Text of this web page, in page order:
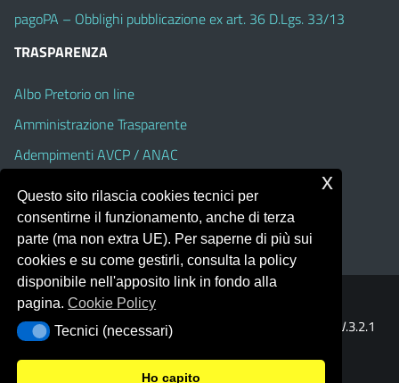
pagoPA – Obblighi pubblicazione ex art. 36 D.Lgs. 33/13
TRASPARENZA
Albo Pretorio on line
Amministrazione Trasparente
Adempimenti AVCP / ANAC
Dichiarazione di accessibilità
Portale realizzato con la piattaforma
Template Italia configurato sul tema accessibile
V.3.2.1
(Alioth)
Questo sito rilascia cookies tecnici per
consentirne il funzionamento, anche di terza
parte (ma non extra UE). Per saperne di più sui
cookies e su come gestirli, consulta la policy
disponibile nell'apposito link in fondo alla
pagina.Cookie Policy
Tecnici (necessari)
Tecnici (necessari)
Ho capito
x